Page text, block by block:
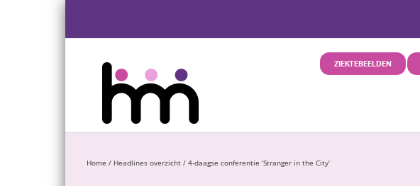
ZIEKTEBEELDEN
Home / Headlines overzicht / 4-daagse conferentie ‘Stranger in the City’